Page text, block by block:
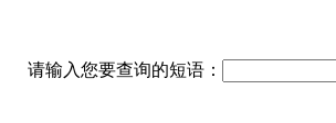
请输入您要查询的短语：